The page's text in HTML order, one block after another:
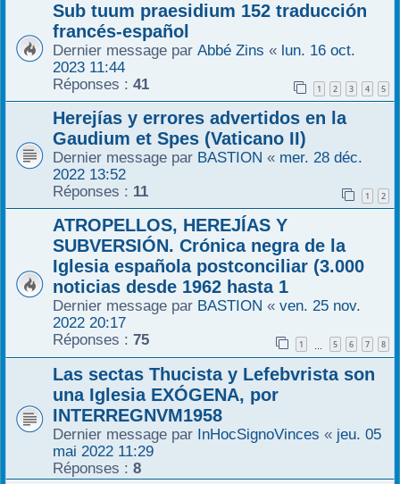
Sub tuum praesidium 152 traducción
francés-español
Dernier message par Abbé Zins « lun. 16 oct.
2023 11:44
Réponses : 41 1 2 3 4 5
Herejías y errores advertidos en la
Gaudium et Spes (Vaticano II)
Dernier message par BASTION « mer. 28 déc.
2022 13:52
Réponses : 11 1 2
ATROPELLOS, HEREJÍAS Y
SUBVERSIÓN. Crónica negra de la
Iglesia española postconciliar (3.000
noticias desde 1962 hasta 1
Dernier message par BASTION « ven. 25 nov.
2022 20:17
Réponses : 75 1 5 6 7 8
Las sectas Thucista y Lefebvrista son
una Iglesia EXÓGENA, por
INTERREGNVM1958
Dernier message par InHocSignoVinces « jeu. 05
mai 2022 11:29
Réponses : 8